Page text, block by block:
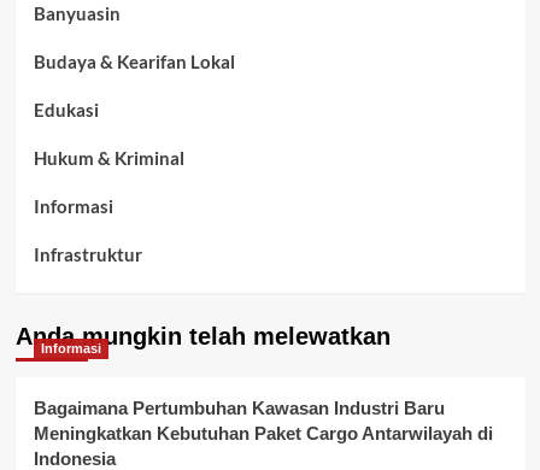
Banyuasin
Budaya & Kearifan Lokal
Edukasi
Hukum & Kriminal
Informasi
Infrastruktur
Kepegawaian & ASN Banyuasin
Kesehatan
Keuangan
Anda mungkin telah melewatkan
Informasi
Bagaimana Pertumbuhan Kawasan Industri Baru
Meningkatkan Kebutuhan Paket Cargo Antarwilayah di
Indonesia